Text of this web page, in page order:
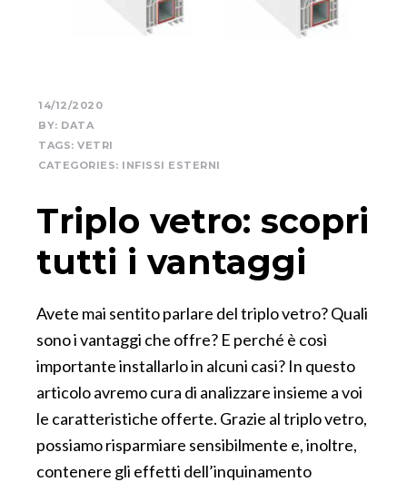
14/12/2020
BY: DATA
TAGS: VETRI
CATEGORIES: INFISSI ESTERNI
Triplo vetro: scopri
tutti i vantaggi
Avete mai sentito parlare del triplo vetro? Quali
sono i vantaggi che offre? E perché è così
importante installarlo in alcuni casi? In questo
articolo avremo cura di analizzare insieme a voi
le caratteristiche offerte. Grazie al triplo vetro,
possiamo risparmiare sensibilmente e, inoltre,
contenere gli effetti dell’inquinamento